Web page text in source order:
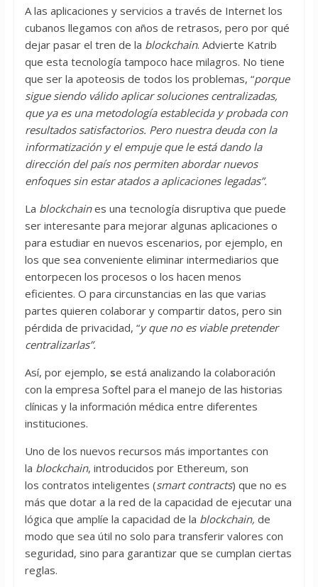
A las aplicaciones y servicios a través de Internet los
cubanos llegamos con años de retrasos, pero por qué
dejar pasar el tren de la blockchain. Advierte Katrib
que esta tecnología tampoco hace milagros. No tiene
que ser la apoteosis de todos los problemas, “porque
sigue siendo válido aplicar soluciones centralizadas,
que ya es una metodología establecida y probada con
resultados satisfactorios. Pero nuestra deuda con la
informatización y el empuje que le está dando la
dirección del país nos permiten abordar nuevos
enfoques sin estar atados a aplicaciones legadas”.
La blockchaines una tecnología disruptiva que puede
ser interesante para mejorar algunas aplicaciones o
para estudiar en nuevos escenarios, por ejemplo, en
los que sea conveniente eliminar intermediarios que
entorpecen los procesos o los hacen menos
eficientes. O para circunstancias en las que varias
partes quieren colaborar y compartir datos, pero sin
pérdida de privacidad, “y que no es viable pretender
centralizarlas”.
Así, por ejemplo, se está analizando la colaboración
con la empresa Softel para el manejo de las historias
clínicas y la información médica entre diferentes
instituciones.
Uno de los nuevos recursos más importantes con
la blockchain, introducidos por Ethereum, son
los contratos inteligentes (smart contracts) que no es
más que dotar a la red de la capacidad de ejecutar una
lógica que amplíe la capacidad de la blockchain, de
modo que sea útil no solo para transferir valores con
seguridad, sino para garantizar que se cumplan ciertas
reglas.